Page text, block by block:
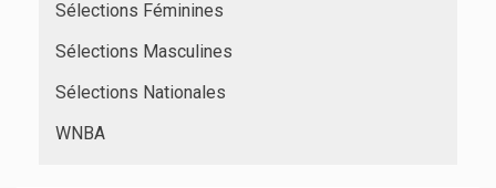
Sélections Féminines
Sélections Masculines
Sélections Nationales
WNBA